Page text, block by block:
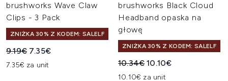
brushworks Wave Claw
Clips - 3 Pack
ZNIŻKA 30% Z KODEM: SALELF
Sugerowana cena detaliczna:
9.19€ Aktualna cena:
7.35€
7.35€ za unit
brushworks Black Cloud
Headband opaska na
głowę
ZNIŻKA 30% Z KODEM: SALELF
Sugerowana cena
10.34€Aktualna cena:
10.10€
10.10€ za unit